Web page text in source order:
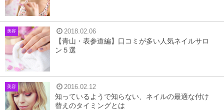
美容 2018.02.06
【青山・表参道編】口コミが多い人気ネイルサロ
ン５選
美容 2016.02.12
知っているようで知らない、ネイルの最適な付け
替えのタイミングとは